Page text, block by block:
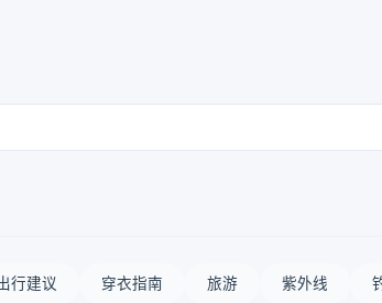
行建议 穿衣指南 旅游 紫外线